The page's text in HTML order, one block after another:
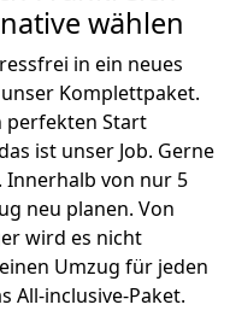
wählen
in ein neues
Komplettpaket.
perfekten Start
ist unser Job. Gerne
Innerhalb von nur 5
neu planen. Von
wird es nicht
Umzug für jeden
All-inclusive-Paket.